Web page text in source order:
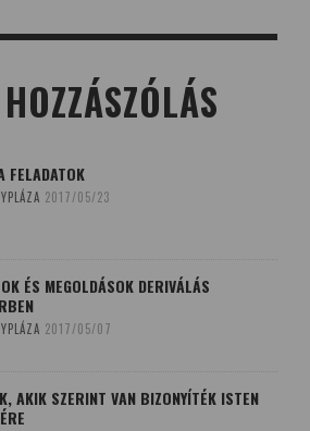
FELADATOK
2017/05/23
ÉS MEGOLDÁSOK DERIVÁLÁS
2017/05/07
AKIK SZERINT VAN BIZONYÍTÉK ISTEN